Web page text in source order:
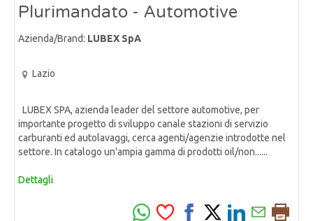
Plurimandato - Automotive
Azienda/Brand: LUBEX SpA
Lazio
LUBEX SPA, azienda leader del settore automotive, per
importante progetto di sviluppo canale stazioni di servizio
carburanti ed autolavaggi, cerca agenti/agenzie introdotte nel
settore. In catalogo un'ampia gamma di prodotti oil/non......
Dettagli